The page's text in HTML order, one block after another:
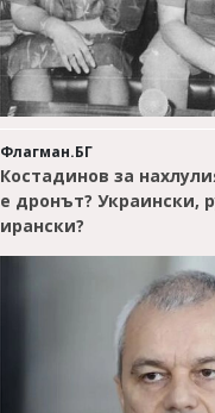
Флагман.БГ
Костадинов за
е дронът? Украински,
ирански?